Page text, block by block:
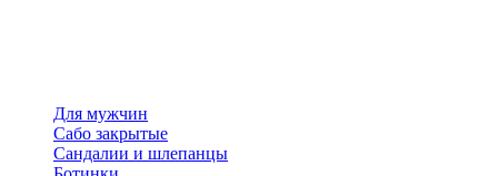
Для мужчин
Сабо закрытые
Сандалии и шлепанцы